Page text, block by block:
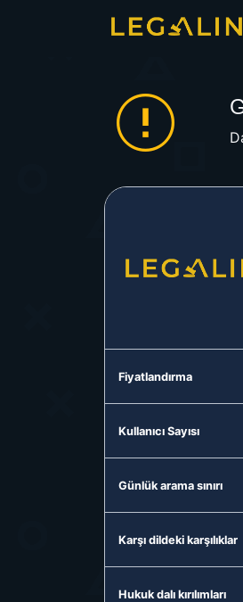
Fiyatlandırma
Kullanıcı Sayısı
Günlük arama sınırı
Karşı dildeki karşılıklar
Hukuk dalı kırılımları